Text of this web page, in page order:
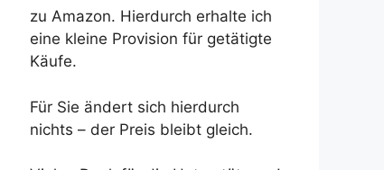
zu Amazon. Hierdurch erhalte ich
eine kleine Provision für getätigte
Käufe.
Für Sie ändert sich hierdurch
nichts – der Preis bleibt gleich.